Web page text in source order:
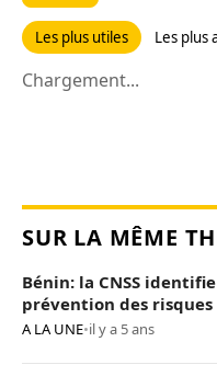
Les plus utiles Les plus
Chargement...
SUR LA MÊME
Bénin: la CNSS
prévention des
A LA UNE•il y a 5 ans